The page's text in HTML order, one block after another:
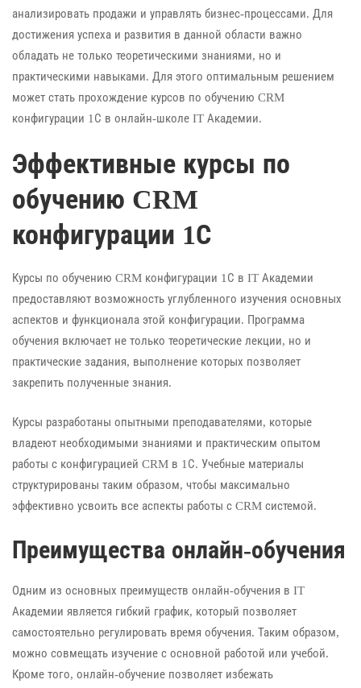
анализировать продажи и управлять бизнес-процессами. Для
достижения успеха и развития в данной области важно
обладать не только теоретическими знаниями, но и
практическими навыками. Для этого оптимальным решением
может стать прохождение курсов по обучению CRM
конфигурации 1С в онлайн-школе IT Академии.
Эффективные курсы по
обучению CRM
конфигурации 1С
Курсы по обучению CRM конфигурации 1С в IT Академии
предоставляют возможность углубленного изучения основных
аспектов и функционала этой конфигурации. Программа
обучения включает не только теоретические лекции, но и
практические задания, выполнение которых позволяет
закрепить полученные знания.
Курсы разработаны опытными преподавателями, которые
владеют необходимыми знаниями и практическим опытом
работы с конфигурацией CRM в 1С. Учебные материалы
структурированы таким образом, чтобы максимально
эффективно усвоить все аспекты работы с CRM системой.
Преимущества онлайн-обучения
Одним из основных преимуществ онлайн-обучения в IT
Академии является гибкий график, который позволяет
самостоятельно регулировать время обучения. Таким образом,
можно совмещать изучение с основной работой или учебой.
Кроме того, онлайн-обучение позволяет избежать